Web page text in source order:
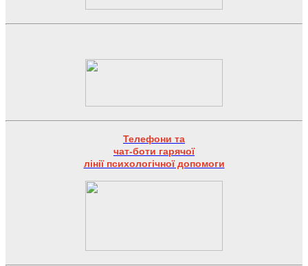
Телефони та
чат-боти гарячої
лінії психологічної допомоги